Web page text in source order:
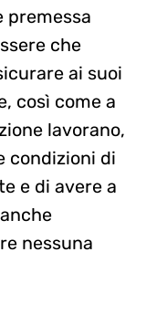
premessa
che
ai suoi
così come a
lavorano,
condizioni di
e di avere a
nessuna